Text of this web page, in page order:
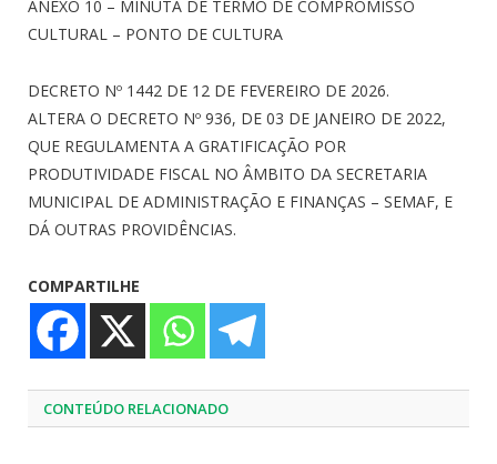
ANEXO 10 – MINUTA DE TERMO DE COMPROMISSO
CULTURAL – PONTO DE CULTURA
DECRETO Nº 1442 DE 12 DE FEVEREIRO DE 2026.
ALTERA O DECRETO Nº 936, DE 03 DE JANEIRO DE 2022,
QUE REGULAMENTA A GRATIFICAÇÃO POR
PRODUTIVIDADE FISCAL NO ÂMBITO DA SECRETARIA
MUNICIPAL DE ADMINISTRAÇÃO E FINANÇAS – SEMAF, E
DÁ OUTRAS PROVIDÊNCIAS.
COMPARTILHE
CONTEÚDO RELACIONADO